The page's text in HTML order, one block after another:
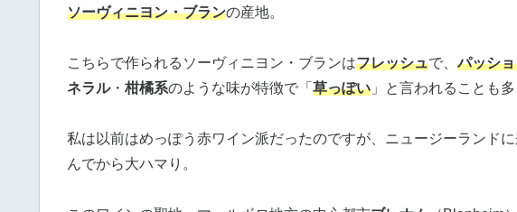
ソーヴィニヨン・ブランの産地。
こちらで作られるソーヴィニヨン・ブランはフレッシュで、パッシ
ネラル・ 柑橘系のような味が特徴で「 草っぽい 」と言われることも多
私は以前はめっぽう赤ワイン派だったのですが、ニュージーランドに
んでから大ハマり。